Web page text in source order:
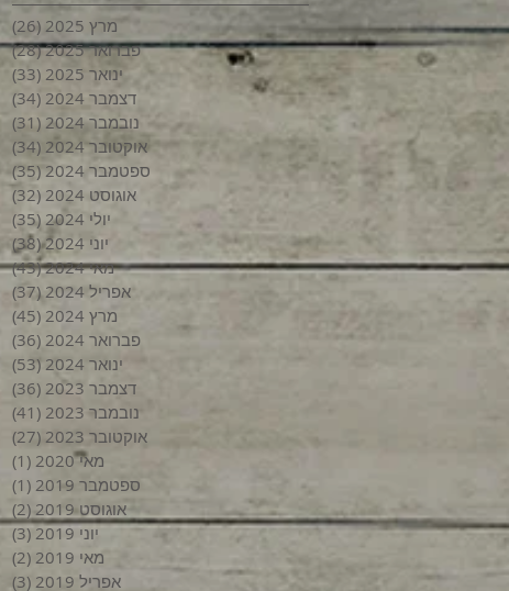
מרץ 2025 (26)
פברואר 2025
(28)
28
ינואר 2025
(33)
דצמבר 2024
(34)
נובמבר 2024
(31)
אוקטובר 2024
(34)
ספטמבר 2024
(35)
אוגוסט 2024
(32)
32 פוסטים
יולי 2024
(35)
יוני 2024
(38)
38 פוסטים
מאי 2024
(43)
43
אפריל 2024
(37)
מרץ 2024
(45)
פברואר 2024
(36)
ינואר 2024
(53)
דצמבר 2023
(36)
נובמבר 2023
(41)
אוקטובר 2023
(27)
מאי 2020
(1)
ספטמבר 2019
(1)
אוגוסט 2019
(2)
יוני 2019
(3)
3 פוסטים
מאי 2019
(2)
אפריל 2019
(3)